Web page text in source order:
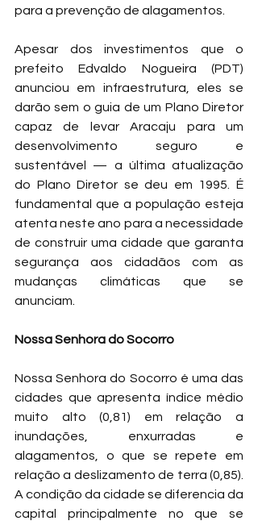
para a prevenção de alagamentos.
Apesar dos investimentos que o
prefeito Edvaldo Nogueira (PDT)
anunciou em infraestrutura, eles se
darão sem o guia de um Plano Diretor
capaz de levar Aracaju para um
desenvolvimento seguro e
sustentável — a última atualização
do Plano Diretor se deu em 1995. É
fundamental que a população esteja
atenta neste ano para a necessidade
de construir uma cidade que garanta
segurança aos cidadãos com as
mudanças climáticas que se
anunciam.
Nossa Senhora do Socorro
Nossa Senhora do Socorro é uma das
cidades que apresenta índice médio
muito alto (0,81) em relação a
inundações, enxurradas e
alagamentos, o que se repete em
relação a deslizamento de terra (0,85).
A condição da cidade se diferencia da
capital principalmente no que se